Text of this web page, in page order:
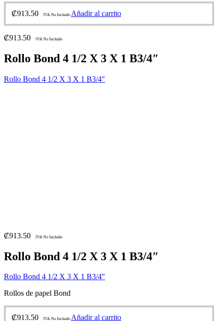
₡913.50 IVA No Incluido Añadir al carrito
₡913.50 IVA No Incluido
Rollo Bond 4 1/2 X 3 X 1 B3/4″
Rollo Bond 4 1/2 X 3 X 1 B3/4″
₡913.50 IVA No Incluido
Rollo Bond 4 1/2 X 3 X 1 B3/4″
Rollo Bond 4 1/2 X 3 X 1 B3/4″
Rollos de papel Bond
₡913.50 IVA No Incluido Añadir al carrito